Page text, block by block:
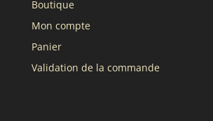
Boutique
Mon compte
Panier
Validation de la commande